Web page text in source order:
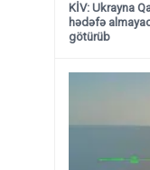
KİV: Ukrayna
hədəfə
götürüb